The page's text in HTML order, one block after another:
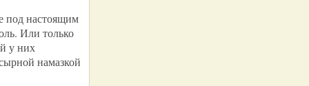
под настоящим
Или только
у них
намазкой